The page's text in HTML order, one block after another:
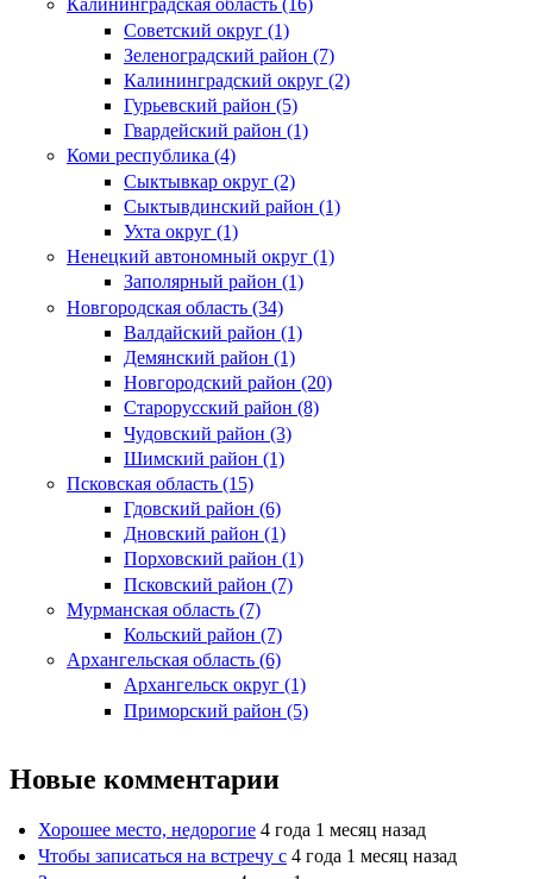
Калининградская область (16)
Советский округ (1)
Зеленоградский район (7)
Калининградский округ (2)
Гурьевский район (5)
Гвардейский район (1)
Коми республика (4)
Сыктывкар округ (2)
Сыктывдинский район (1)
Ухта округ (1)
Ненецкий автономный округ (1)
Заполярный район (1)
Новгородская область (34)
Валдайский район (1)
Демянский район (1)
Новгородский район (20)
Старорусский район (8)
Чудовский район (3)
Шимский район (1)
Псковская область (15)
Гдовский район (6)
Дновский район (1)
Порховский район (1)
Псковский район (7)
Мурманская область (7)
Кольский район (7)
Архангельская область (6)
Архангельск округ (1)
Приморский район (5)
Новые комментарии
Хорошее место, недорогие 4 года 1 месяц назад
Чтобы записаться на встречу с 4 года 1 месяц назад